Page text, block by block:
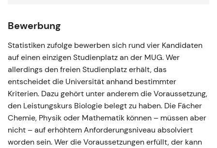
Bewerbung
Statistiken zufolge bewerben sich rund vier Kandidaten
auf einen einzigen Studienplatz an der MUG. Wer
allerdings den freien Studienplatz erhält, das
entscheidet die Universität anhand bestimmter
Kriterien. Dazu gehört unter anderem die Voraussetzung,
den Leistungskurs Biologie belegt zu haben. Die Fächer
Chemie, Physik oder Mathematik können – müssen aber
nicht – auf erhöhtem Anforderungsniveau absolviert
worden sein. Wer die Voraussetzungen erfüllt, der kann